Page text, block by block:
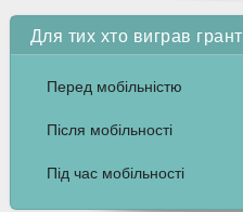
Для тих хто виграв грант
Перед мобільністю
Після мобільності
Під час мобільності